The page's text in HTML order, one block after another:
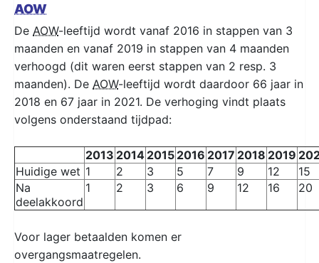
AOW
De AOW-leeftijd wordt vanaf 2016 in stappen van 3
maanden en vanaf 2019 in stappen van 4 maanden
verhoogd (dit waren eerst stappen van 2 resp. 3
maanden). De AOW-leeftijd wordt daardoor 66 jaar in
2018 en 67 jaar in 2021. De verhoging vindt plaats
volgens onderstaand tijdpad:
2013 2014 2015 2016 2017 2018 2019
Huidige wet 1 2 3 5 7 9 12
15
Na
deelakkoord
1 2 3 6 9 12 16 20
Voor lager betaalden komen er
overgangsmaatregelen.